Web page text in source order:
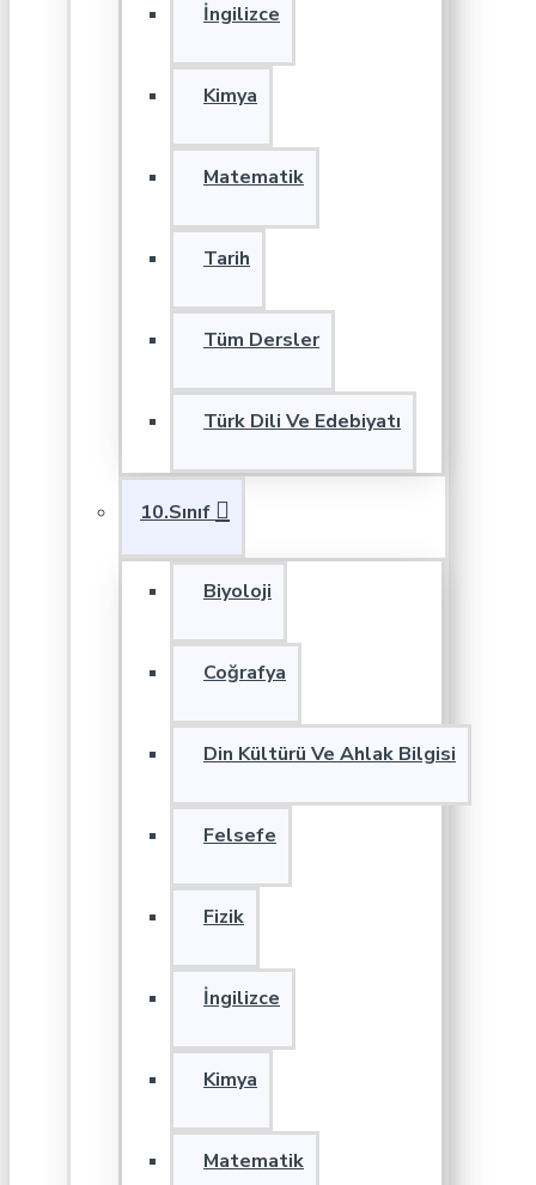
İngilizce
Kimya
Matematik
Tarih
Tüm Dersler
Türk Dili Ve Edebiyatı
10.Sınıf
Biyoloji
Coğrafya
Din Kültürü Ve Ahlak Bilgisi
Felsefe
Fizik
İngilizce
Kimya
Matematik